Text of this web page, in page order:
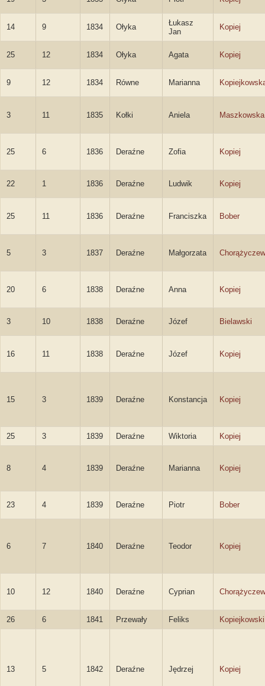
14 9 1834 Ołyka
Łukasz
Jan
Kopiej
25 12 1834 Ołyka Agata Kopiej
9 12 1834 Równe Marianna
3 11 1835 Kołki Aniela Maszkowska
25 6 1836 Deraźne Zofia Kopiej
22 1 1836 Deraźne Ludwik Kopiej
25 11 1836 Deraźne Franciszka Bober
5 3 1837 Deraźne Małgorzata
20 6 1838 Deraźne Anna Kopiej
3 10 1838 Deraźne Józef Bielawski
16 11 1838 Deraźne Józef Kopiej
15 3 1839 Deraźne Konstancja Kopiej
25 3 1839 Deraźne Wiktoria Kopiej
8 4 1839 Deraźne Marianna Kopiej
23 4 1839 Deraźne Piotr Bober
6 7 1840 Deraźne Teodor Kopiej
10 12 1840 Deraźne Cyprian
26 6 1841 Przewały Feliks Kopiejkowski
13 5 1842 Deraźne Jędrzej Kopiej